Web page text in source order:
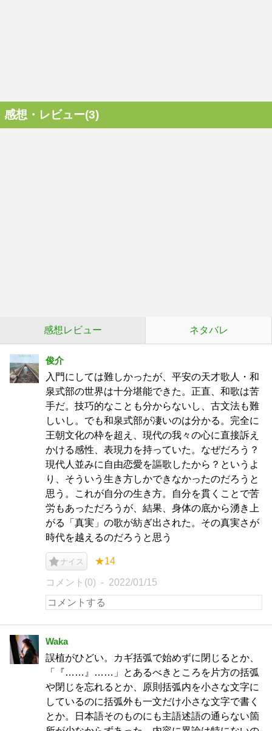
感想・レビュー(3)
感想レビュー ネタバレ
俊介
入門にしては難しかったが、平安の天才歌人・和
泉式部の世界は十分堪能できた。正直、和歌は苦
手だ。技巧的なことも分からないし、古文法も難
しいし。でも和泉式部が凄いのは分かる。完全に
王朝文化の枠を超え、現代の我々の心に直接訴え
かける感性、表現力を持っていた。なぜだろう？
現代人並みに自由恋愛を謳歌したから？というよ
り、そういう生き方しかできなかったのだろうと
思う。これが自分の生き方。自分を貫くことで苦
労もあっただろうが、結果、身体の底から湧き上
がる「真実」の歌が紡ぎ出された。その真実さが
時代を越えるのだろうと思う
ナイス ★14
コメント(0) 2022/01/15
Waka
誤植がひどい。カギ括弧で始めずに閉じるとか、
「『……』……」とあるべきところを片方の括弧
や閉じを忘れるとか、原則括弧内を小さな文字に
しているのに括弧外も一文だけ小さな文字で書く
とか。日本語そのものにも主語述語の通らない箇